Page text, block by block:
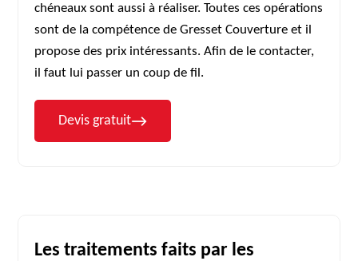
chéneaux sont aussi à réaliser. Toutes ces opérations
sont de la compétence de Gresset Couverture et il
propose des prix intéressants. Afin de le contacter,
il faut lui passer un coup de fil.
Devis gratuit
Les traitements faits par les